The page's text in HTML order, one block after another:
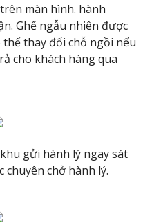
màn hình. hành
Ghế ngẫu nhiên được
thể thay đổi chỗ ngồi nếu
cho khách hàng qua
gửi hành lý ngay sát
chở hành lý.